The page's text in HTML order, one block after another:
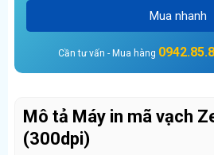
Mua nhanh
Cần tư vấn - Mua hàng
Mô tả Máy in mã vạch
(300dpi)